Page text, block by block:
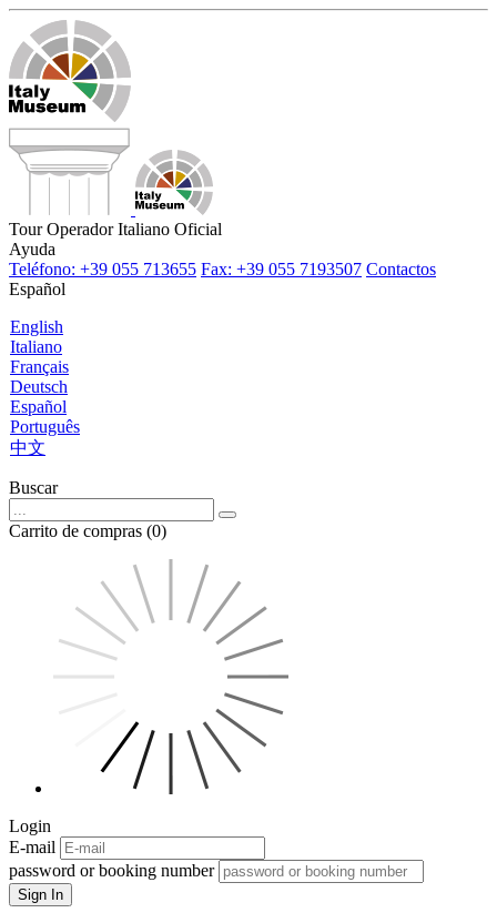
Tour Operador Italiano Oficial
Ayuda
Teléfono: +39 055 713655 Fax: +39 055 7193507 Contactos
Español
English
Italiano
Français
Deutsch
Español
Português
中文
Buscar
Carrito de compras (0)
Login
E-mail
password or booking number
Sign In